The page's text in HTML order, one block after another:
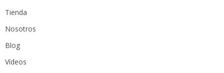
Tienda
Nosotros
Blog
Vídeos